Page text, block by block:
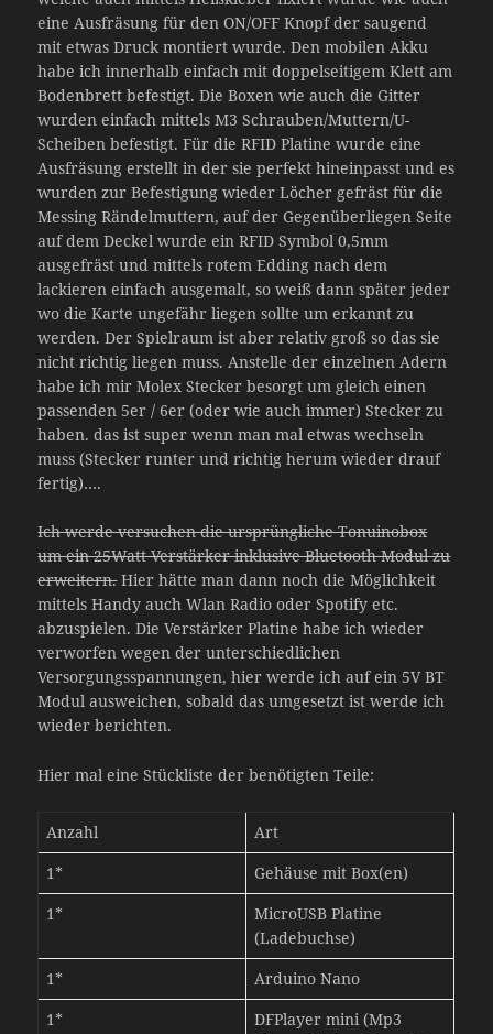
eine Ausfräsung für den ON/OFF Knopf der saugend
mit etwas Druck montiert wurde. Den mobilen Akku
habe ich innerhalb einfach mit doppelseitigem Klett am
Bodenbrett befestigt. Die Boxen wie auch die Gitter
wurden einfach mittels M3 Schrauben/Muttern/U-
Scheiben befestigt. Für die RFID Platine wurde eine
Ausfräsung erstellt in der sie perfekt hineinpasst und es
wurden zur Befestigung wieder Löcher gefräst für die
Messing Rändelmuttern, auf der Gegenüberliegen Seite
auf dem Deckel wurde ein RFID Symbol 0,5mm
ausgefräst und mittels rotem Edding nach dem
lackieren einfach ausgemalt, so weiß dann später jeder
wo die Karte ungefähr liegen sollte um erkannt zu
werden. Der Spielraum ist aber relativ groß so das sie
nicht richtig liegen muss. Anstelle der einzelnen Adern
habe ich mir Molex Stecker besorgt um gleich einen
passenden 5er / 6er (oder wie auch immer) Stecker zu
haben. das ist super wenn man mal etwas wechseln
muss (Stecker runter und richtig herum wieder drauf
fertig)….
Ich werde versuchen die ursprüngliche Tonuinobox
um ein 25Watt Verstärker inklusive Bluetooth Modul zu
erweitern.Hier hätte man dann noch die Möglichkeit
mittels Handy auch Wlan Radio oder Spotify etc.
abzuspielen. Die Verstärker Platine habe ich wieder
verworfen wegen der unterschiedlichen
Versorgungsspannungen, hier werde ich auf ein 5V BT
Modul ausweichen, sobald das umgesetzt ist werde ich
wieder berichten.
Hier mal eine Stückliste der benötigten Teile:
Anzahl
Art
1*
Gehäuse mit Box(en)
1*
MicroUSB Platine
(Ladebuchse)
1*
Arduino Nano
1*
DFPlayer mini (Mp3